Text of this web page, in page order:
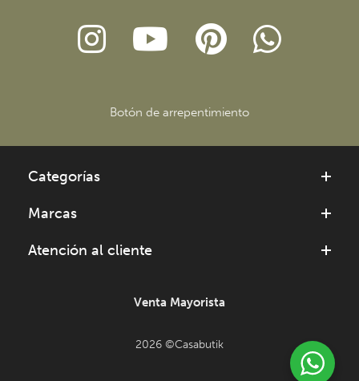
Botón de arrepentimiento
Categorías
Marcas
Atención al cliente
Venta Mayorista
2026 ©Casabutik